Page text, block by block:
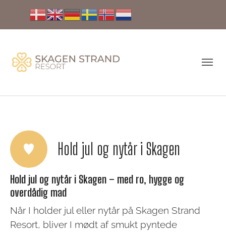
Hold jul og nytår i Skagen
Hold jul og nytår i Skagen – med ro, hygge og
overdådig mad
Når I holder jul eller nytår på Skagen Strand
Resort, bliver I mødt af smukt pyntede